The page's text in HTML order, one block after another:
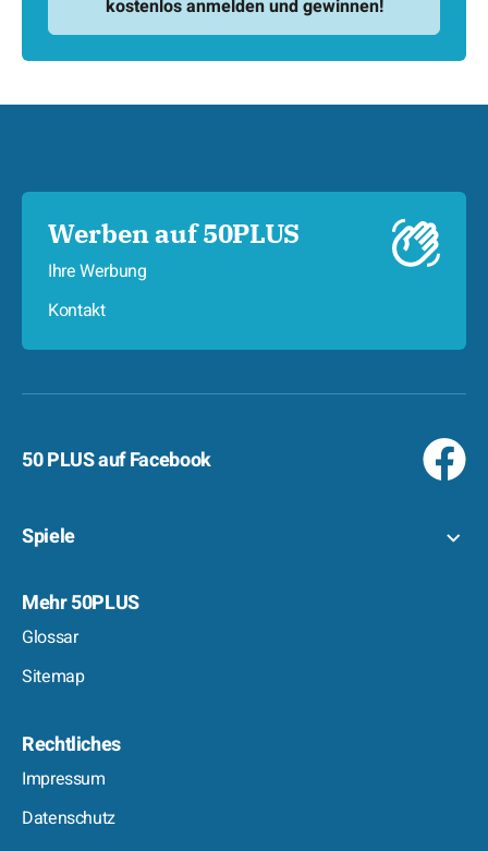
Werben auf 50PLUS
Ihre Werbung
Kontakt
50 PLUS auf Facebook
Spiele
Mehr 50PLUS
Glossar
Sitemap
Rechtliches
Impressum
Datenschutz